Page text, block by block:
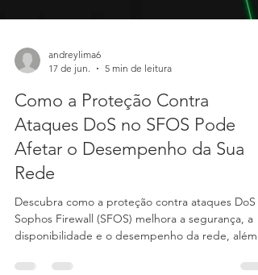
andreylima6
Como a Proteção Contra
Ataques DoS no SFOS Pode
Afetar o Desempenho da Sua
Rede
Descubra como a proteção contra ataques DoS
Sophos Firewall (SFOS) melhora a segurança, a
das melhores práticas de configuração.